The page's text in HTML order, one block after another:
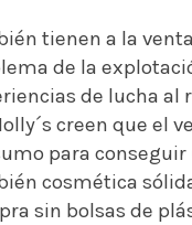
tienen a la
de la
de lucha al
creen que el
para
cosmética
sin bolsas de